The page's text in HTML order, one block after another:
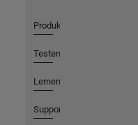
Produkte
Testen oder Kaufen
Lernen
Support